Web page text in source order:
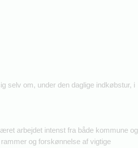
selv om, under den daglige indkøbstur, i
arbejdet intenst fra både kommune og
og forskønnelse af vigtige